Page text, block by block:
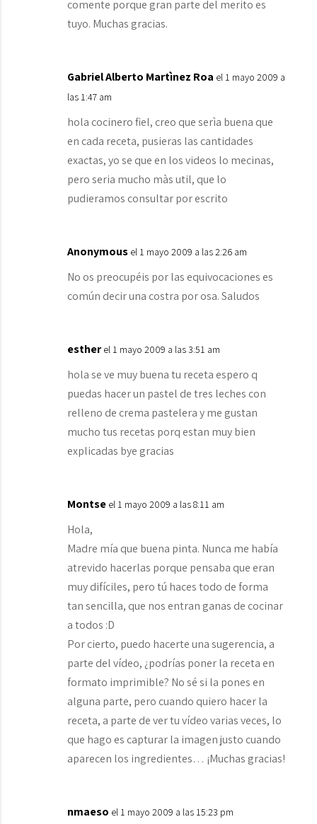
comente porque gran parte del merito es
tuyo. Muchas gracias.
Gabriel Alberto Martìnez Roa el 1 mayo 2009 a
las 1:47 am
hola cocinero fiel, creo que serìa buena que
en cada receta, pusieras las cantidades
exactas, yo se que en los videos lo mecinas,
pero seria mucho màs util, que lo
pudieramos consultar por escrito
Anonymous el 1 mayo 2009 a las 2:26 am
No os preocupéis por las equivocaciones es
común decir una costra por osa. Saludos
esther el 1 mayo 2009 a las 3:51 am
hola se ve muy buena tu receta espero q
puedas hacer un pastel de tres leches con
relleno de crema pastelera y me gustan
mucho tus recetas porq estan muy bien
explicadas bye gracias
Montse el 1 mayo 2009 a las 8:11 am
Hola,
Madre mía que buena pinta. Nunca me había
atrevido hacerlas porque pensaba que eran
muy difíciles, pero tú haces todo de forma
tan sencilla, que nos entran ganas de cocinar
a todos :D
Por cierto, puedo hacerte una sugerencia, a
parte del vídeo, ¿podrías poner la receta en
formato imprimible? No sé si la pones en
alguna parte, pero cuando quiero hacer la
receta, a parte de ver tu vídeo varias veces, lo
que hago es capturar la imagen justo cuando
aparecen los ingredientes… ¡Muchas gracias!
nmaeso el 1 mayo 2009 a las 15:23 pm